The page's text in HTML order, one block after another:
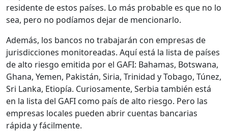
residente de estos países. Lo más probable es que no lo
sea, pero no podíamos dejar de mencionarlo.
Además, los bancos no trabajarán con empresas de
jurisdicciones monitoreadas. Aquí está la lista de países
de alto riesgo emitida por el GAFI: Bahamas, Botswana,
Ghana, Yemen, Pakistán, Siria, Trinidad y Tobago, Túnez,
Sri Lanka, Etiopía. Curiosamente, Serbia también está
en la lista del GAFI como país de alto riesgo. Pero las
empresas locales pueden abrir cuentas bancarias
rápida y fácilmente.